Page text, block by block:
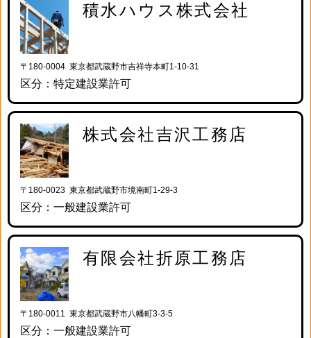
積水ハウス株式会社
〒180-0004 東京都武蔵野市吉祥寺本町1-10-31
区分：特定建設業許可
株式会社吉沢工務店
〒180-0023 東京都武蔵野市境南町1-29-3
区分：一般建設業許可
有限会社折原工務店
〒180-0011 東京都武蔵野市八幡町3-3-5
区分：一般建設業許可